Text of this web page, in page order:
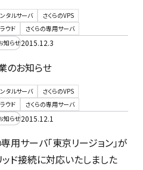
タルサーバ
さくらのVPS
ウド
さくらの専用サーバ
知らせ2015.12.3
のお知らせ
タルサーバ
さくらのVPS
ウド
さくらの専用サーバ
知らせ2015.12.1
用サーバ「東京リージョン」が
ッド接続に対応いたしました